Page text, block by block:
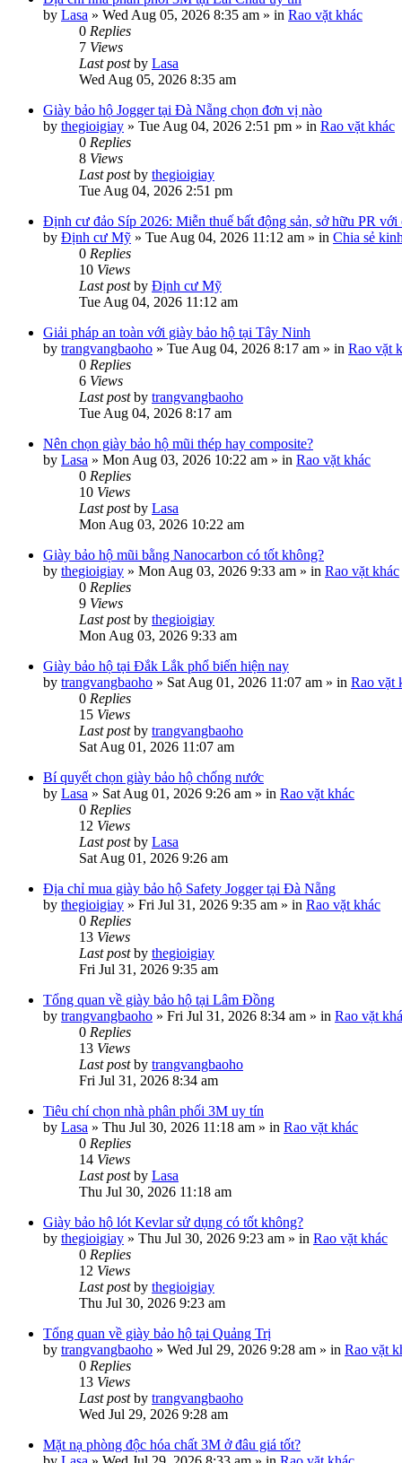
by Lasa » Wed Aug 05, 2026 8:35 am » in Rao vặt khác
0 Replies
7 Views
Last postby Lasa
Wed Aug 05, 2026 8:35 am
Giày bảo hộ Jogger tại Đà Nẵng chọn đơn vị nào
by thegioigiay » Tue Aug 04, 2026 2:51 pm » in Rao vặt khác
0 Replies
8 Views
Last postby thegioigiay
Tue Aug 04, 2026 2:51 pm
Định cư đảo Síp 2026: Miễn thuế bất động sản, sở hữu PR
by Định cư Mỹ » Tue Aug 04, 2026 11:12 am » in Chia sẻ
0 Replies
10 Views
Last postby Định cư Mỹ
Tue Aug 04, 2026 11:12 am
Giải pháp an toàn với giày bảo hộ tại Tây Ninh
by trangvangbaoho » Tue Aug 04, 2026 8:17 am » in Rao vặt
0 Replies
6 Views
Last postby trangvangbaoho
Tue Aug 04, 2026 8:17 am
Nên chọn giày bảo hộ mũi thép hay composite?
by Lasa » Mon Aug 03, 2026 10:22 am » in Rao vặt khác
0 Replies
10 Views
Last postby Lasa
Mon Aug 03, 2026 10:22 am
Giày bảo hộ mũi bằng Nanocarbon có tốt không?
by thegioigiay » Mon Aug 03, 2026 9:33 am » in Rao vặt khác
0 Replies
9 Views
Last postby thegioigiay
Mon Aug 03, 2026 9:33 am
Giày bảo hộ tại Đắk Lắk phổ biến hiện nay
by trangvangbaoho » Sat Aug 01, 2026 11:07 am » in Rao vặt
0 Replies
15 Views
Last postby trangvangbaoho
Sat Aug 01, 2026 11:07 am
Bí quyết chọn giày bảo hộ chống nước
by Lasa » Sat Aug 01, 2026 9:26 am » in Rao vặt khác
0 Replies
12 Views
Last postby Lasa
Sat Aug 01, 2026 9:26 am
Địa chỉ mua giày bảo hộ Safety Jogger tại Đà Nẵng
by thegioigiay » Fri Jul 31, 2026 9:35 am » in Rao vặt khác
0 Replies
13 Views
Last postby thegioigiay
Fri Jul 31, 2026 9:35 am
Tổng quan về giày bảo hộ tại Lâm Đồng
by trangvangbaoho » Fri Jul 31, 2026 8:34 am » in Rao vặt
0 Replies
13 Views
Last postby trangvangbaoho
Fri Jul 31, 2026 8:34 am
Tiêu chí chọn nhà phân phối 3M uy tín
by Lasa » Thu Jul 30, 2026 11:18 am » in Rao vặt khác
0 Replies
14 Views
Last postby Lasa
Thu Jul 30, 2026 11:18 am
Giày bảo hộ lót Kevlar sử dụng có tốt không?
by thegioigiay » Thu Jul 30, 2026 9:23 am » in Rao vặt khác
0 Replies
12 Views
Last postby thegioigiay
Thu Jul 30, 2026 9:23 am
Tổng quan về giày bảo hộ tại Quảng Trị
by trangvangbaoho » Wed Jul 29, 2026 9:28 am » in Rao vặt
0 Replies
13 Views
Last postby trangvangbaoho
Wed Jul 29, 2026 9:28 am
Mặt nạ phòng độc hóa chất 3M ở đâu giá tốt?